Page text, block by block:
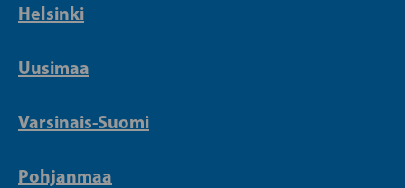
Helsinki
Uusimaa
Varsinais-Suomi
Pohjanmaa